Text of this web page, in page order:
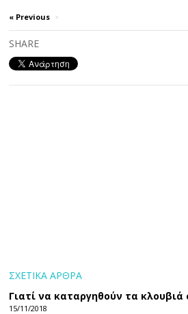
« Previous ×
SHARE
ΣΧΕΤΙΚΑ ΑΡΘΡΑ
Γιατί να καταργηθούν τα
15/11/2018